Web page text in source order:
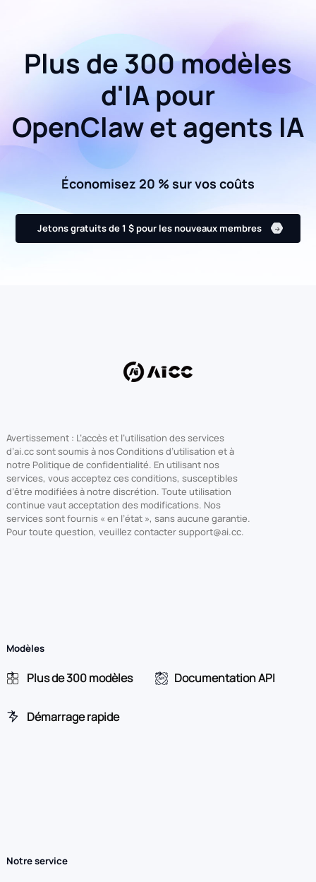
Plus de 300 modèles
d'IA pour
OpenClaw et agents IA
Économisez 20 % sur vos coûts
Jetons gratuits de 1 $ pour les nouveaux membres
Avertissement : L’accès et l’utilisation des services
d’ai.cc sont soumis à nos Conditions d’utilisation et à
notre Politique de confidentialité. En utilisant nos
services, vous acceptez ces conditions, susceptibles
d’être modifiées à notre discrétion. Toute utilisation
continue vaut acceptation des modifications. Nos
services sont fournis « en l’état », sans aucune garantie.
Pour toute question, veuillez contacter support@ai.cc.
Modèles
Plus de 300 modèles Documentation API
Démarrage rapide
Notre service